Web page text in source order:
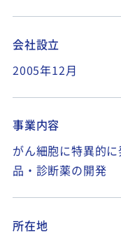
会社設立
2005年12月
事業内容
がん細胞に特異的
品・診断薬の開発
所在地